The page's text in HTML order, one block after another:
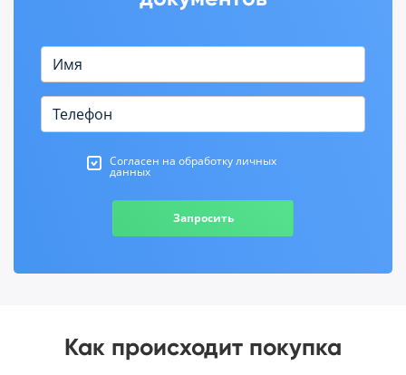
Согласен на обработку личных
данных
Запросить
Как происходит покупка